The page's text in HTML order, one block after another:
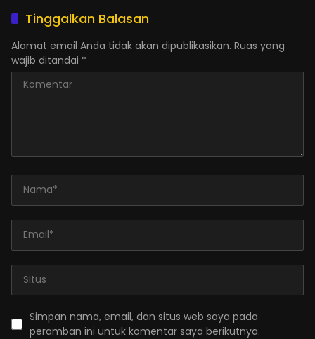
Tinggalkan Balasan
Alamat email Anda tidak akan dipublikasikan. Ruas yang
wajib ditandai *
Simpan nama, email, dan situs web saya pada
peramban ini untuk komentar saya berikutnya.